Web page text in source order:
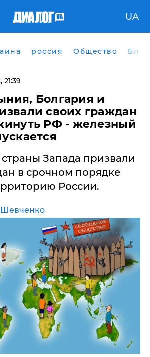
UA
россия Общество
21:39
Болгария и
своих граждан
РФ - железный
Запада призвали
в срочном порядке
России.
Шевченко